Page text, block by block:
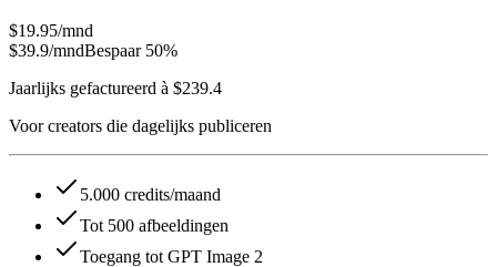
$19.95/mnd
$39.9/mndBespaar 50%
Jaarlijks gefactureerd à $239.4
Voor creators die dagelijks publiceren
5.000 credits/maand
Tot 500 afbeeldingen
Toegang tot GPT Image 2